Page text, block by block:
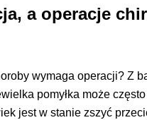
a operacje
wymaga operacji? Z
pomyłka może
jest w stanie zszyć